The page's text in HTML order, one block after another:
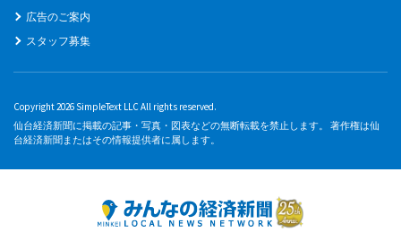
広告のご案内
スタッフ募集
Copyright 2026 SimpleText LLC All rights reserved.
仙台経済新聞に掲載の記事・写真・図表などの無断転載を禁止します。 著作権は仙
台経済新聞またはその情報提供者に属します。